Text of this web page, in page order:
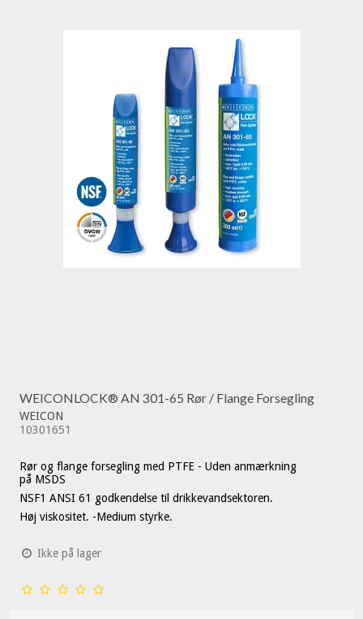
WEICONLOCK® AN 301-65 Rør / Flange Forsegling
WEICON
10301651
Rør og flange forsegling med PTFE - Uden anmærkning
på MSDS
NSF1 ANSI 61 godkendelse til drikkevandsektoren.
Høj viskositet. -Medium styrke.
Ikke på lager